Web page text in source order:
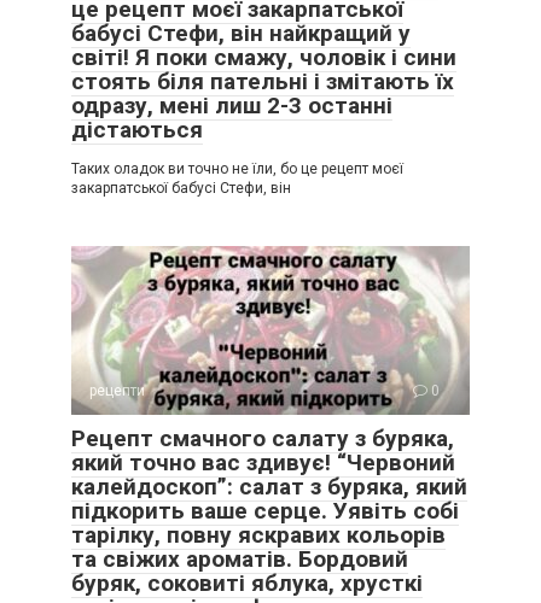
це рецепт моєї закарпатської
бабусі Стефи, він найкращий у
світі! Я поки смажу, чоловік і сини
стоять біля пательні і змітають їх
одразу, мені лиш 2-3 останні
дістаються
Таких оладок ви точно не їли, бо це рецепт моєї
закарпатської бабусі Стефи, він
рецепти 0
Рецепт смачного салату з буряка,
який точно вас здивує! “Червоний
калейдоскоп”: салат з буряка, який
підкорить ваше серце. Уявіть собі
тарілку, повну яскравих кольорів
та свіжих ароматів. Бордовий
буряк, соковиті яблука, хрусткі